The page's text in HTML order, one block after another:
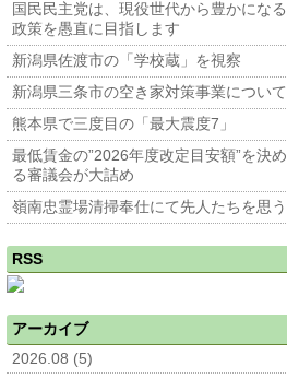
国民民主党は、現役世代から豊かになる
政策を愚直に目指します
新潟県佐渡市の「学校蔵」を視察
新潟県三条市の空き家対策事業について
熊本県で三度目の「最大震度7」
最低賃金の”2026年度改定目安額”を決め
る審議会が大詰め
嶺南忠霊場清掃奉仕にて先人たちを思う
RSS
アーカイブ
2026.08 (5)